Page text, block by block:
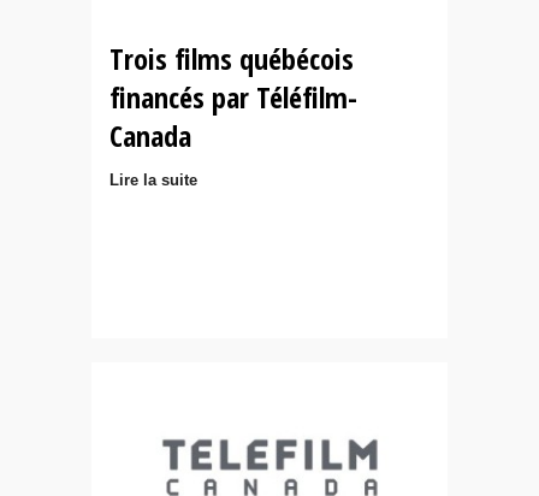
Trois films québécois
financés par Téléfilm-
Canada
Lire la suite